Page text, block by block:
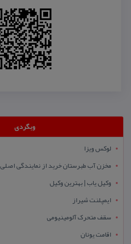
وبگردی
لوکس ویزا
مخزن آب طبرستان خرید از نمایندگی اصلی
وکیل یاب | بهترین وکیل
ایمپلنت شیراز
سقف متحرک آلومینیومی
اقامت یونان